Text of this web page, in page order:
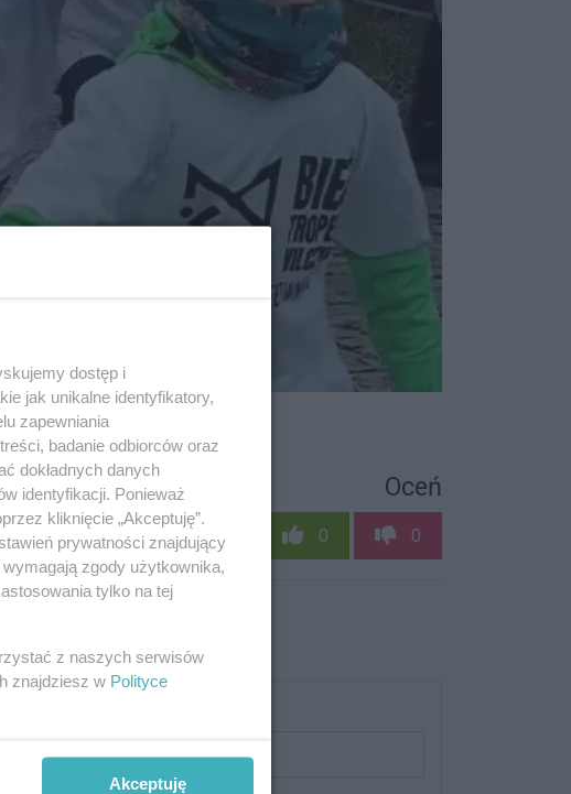
Oceń
0 0
dostęp i
jak unikalne identyfikatory,
zapewniania
badanie odbiorców oraz
dokładnych danych
identyfikacji. Ponieważ
kliknięcie „Akceptuję”.
prywatności znajdujący
zgody użytkownika,
tylko na tej
z naszych serwisów
znajdziesz w Polityce
Akceptuję